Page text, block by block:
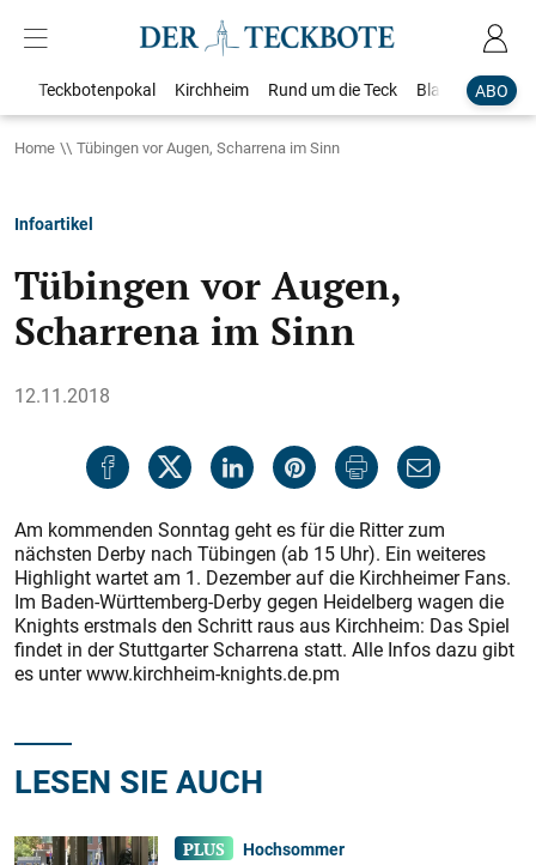
ABO
Teckbotenpokal Kirchheim Rund um die Teck Blaulicht
Home Tübingen vor Augen, Scharrena im Sinn
Infoartikel
Tübingen vor Augen,
Scharrena im Sinn
12.11.2018
Am kommenden Sonntag geht es für die Ritter zum
nächsten Derby nach Tübingen (ab 15 Uhr). Ein weiteres
Highlight wartet am 1. Dezember auf die Kirchheimer Fans.
Im Baden-Württemberg-Derby gegen Heidelberg wagen die
Knights erstmals den Schritt raus aus Kirchheim: Das Spiel
findet in der Stuttgarter Scharrena statt. Alle Infos dazu gibt
es unter www.kirchheim-knights.de.pm
LESEN SIE AUCH
Hochsommer